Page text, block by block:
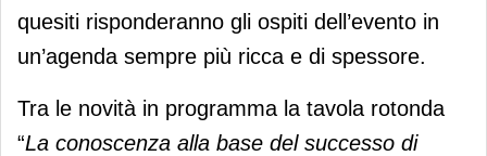
quesiti risponderanno gli ospiti dell’evento in
un’agenda sempre più ricca e di spessore.
Tra le novità in programma la tavola rotonda
“La conoscenza alla base del successo di